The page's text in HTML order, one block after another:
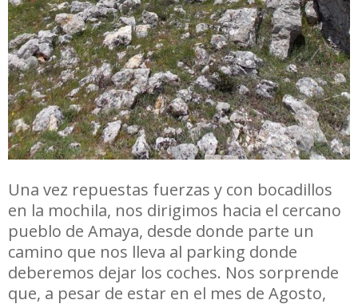
Una vez repuestas fuerzas y con bocadillos
en la mochila, nos dirigimos hacia el cercano
pueblo de Amaya, desde donde parte un
camino que nos lleva al parking donde
deberemos dejar los coches. Nos sorprende
que, a pesar de estar en el mes de Agosto,